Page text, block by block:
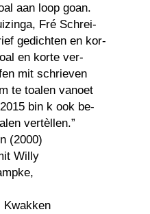
aan loop goan.
Fré Schrei-
gedichten en kor-
en korte ver-
mit schrieven
te toalen vanoet
bin k ook be-
vertèllen.”
(2000)
Willy
Kwakken